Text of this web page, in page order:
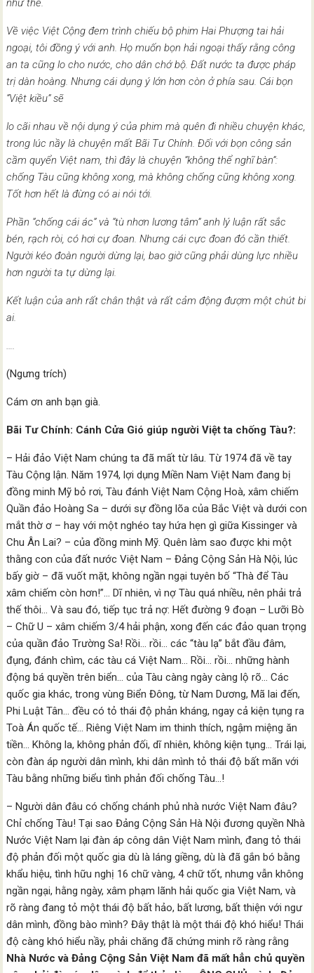
như thế.
Về việc Việt Cộng đem trình chiếu bộ phim Hai Phượng tai hải
ngoại, tôi đồng ý với anh. Họ muốn bọn hải ngoại thấy rằng công
an ta cũng lo cho nước, cho dân chớ bộ. Đất nước ta được pháp
trị dàn hoàng. Nhưng cái dụng ý lớn hơn còn ở phía sau. Cái bọn
“Việt kiều” sẽ
lo cãi nhau về nội dụng ý của phim mà quên đi nhiều chuyện khác,
trong lúc nầy là chuyện mất Bãi Tư Chính. Đối với bọn công sản
cầm quyển Việt nam, thì đây là chuyện ”không thể nghĩ bàn”:
chống Tàu cũng không xong, mà không chống cũng không xong.
Tốt hơn hết là đừng có ai nói tới.
Phần ”chống cái ác” và ”tù nhơn lương tâm” anh lý luận rất sắc
bén, rạch ròi, có hơi cự đoan. Nhưng cái cực đoan đó cần thiết.
Người kéo đoàn người dừng lại, bao giờ cũng phải dùng lực nhiều
hơn người ta tự dừng lại.
Kết luận của anh rất chân thật và rất cảm động đượm một chút bi
ai.
….
(Ngưng trích)
Cám ơn anh bạn già.
Bãi Tư Chính: Cánh Cửa Gió giúp người Việt ta chống Tàu?:
– Hải đảo Việt Nam chúng ta đã mất từ lâu. Từ 1974 đã về tay
Tàu Cộng lận. Năm 1974, lợi dụng Miền Nam Việt Nam đang bị
đồng minh Mỹ bỏ rơi, Tàu đánh Việt Nam Cộng Hoà, xâm chiếm
Quần đảo Hoàng Sa – dưới sự đồng lõa của Bắc Việt và dưới con
mắt thờ ơ – hay với một nghéo tay hứa hẹn gì giữa Kissinger và
Chu Ân Lai? – của đồng minh Mỹ. Quên làm sao được khi một
thằng con của đất nước Việt Nam – Đảng Cộng Sản Hà Nội, lúc
bấy giờ – đã vuốt mặt, không ngần ngại tuyên bố “Thà để Tàu
xâm chiếm còn hơn!”… Dĩ nhiên, vì nợ Tàu quá nhiều, nên phải trả
thế thôi… Và sau đó, tiếp tục trả nợ: Hết đường 9 đoạn – Lưỡi Bò
– Chữ U – xâm chiếm 3/4 hải phận, xong đến các đảo quan trọng
của quần đảo Trường Sa! Rồi… rồi… các “tàu lạ” bắt đầu đâm,
đụng, đánh chìm, các tàu cá Việt Nam… Rồi… rồi… những hành
động bá quyền trên biển… của Tàu càng ngày càng lộ rõ… Các
quốc gia khác, trong vùng Biển Đông, từ Nam Dương, Mã lai đến,
Phi Luật Tân… đều có tỏ thái độ phản kháng, ngay cả kiện tụng ra
Toà Án quốc tế… Riêng Việt Nam im thinh thích, ngậm miệng ăn
tiền… Không la, không phản đối, dĩ nhiên, không kiện tụng… Trái lại,
còn đàn áp người dân mình, khi dân mình tỏ thái độ bất mãn với
Tàu bằng những biểu tình phản đối chống Tàu…!
– Người dân đâu có chống chánh phủ nhà nước Việt Nam đâu?
Chỉ chống Tàu! Tại sao Đảng Cộng Sản Hà Nội đương quyền Nhà
Nước Việt Nam lại đàn áp công dân Việt Nam mình, đang tỏ thái
độ phản đối một quốc gia dù là láng giềng, dù là đã gắn bó bằng
khẩu hiệu, tình hữu nghị 16 chữ vàng, 4 chữ tốt, nhưng vẫn không
ngần ngại, hằng ngày, xâm phạm lãnh hải quốc gia Việt Nam, và
rõ ràng đang tỏ một thái độ bất hảo, bất lương, bất thiện với ngư
dân mình, đồng bào mình? Đây thật là một thái độ khó hiểu! Thái
độ càng khó hiểu nầy, phải chăng đã chứng minh rõ ràng rằng
Nhà Nước và Đảng Cộng Sản Việt Nam đã mất hẳn chủ quyền